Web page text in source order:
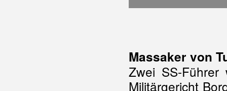
Massaker von
Zwei SS-
Militärgericht